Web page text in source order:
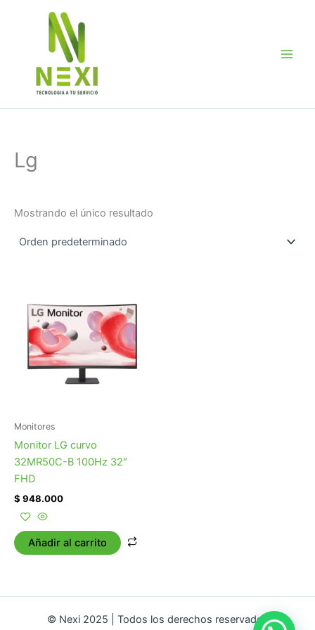
Lg
Mostrando el único resultado
Monitores
Monitor LG curvo
32MR50C-B 100Hz 32″
FHD
$ 948.000
Añadir al carrito
© Nexi 2025 | Todos los derechos reservados